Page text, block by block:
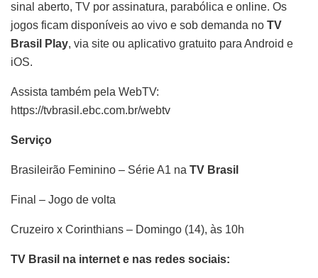
sinal aberto, TV por assinatura, parabólica e online. Os
jogos ficam disponíveis ao vivo e sob demanda no TV
Brasil Play, via site ou aplicativo gratuito para Android e
iOS.
Assista também pela WebTV:
https://tvbrasil.ebc.com.br/webtv
Serviço
Brasileirão Feminino – Série A1 na TV Brasil
Final – Jogo de volta
Cruzeiro x Corinthians – Domingo (14), às 10h
TV Brasil na internet e nas redes sociais: